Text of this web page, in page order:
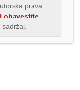
prava
obavestite